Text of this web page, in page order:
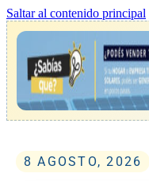
Saltar al contenido principal
8 AGOSTO, 2026